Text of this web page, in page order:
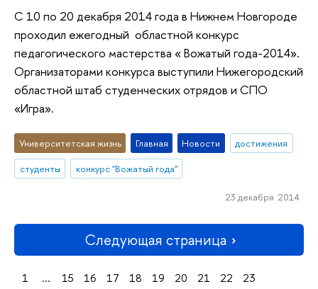
С 10 по 20 декабря 2014 года в Нижнем Новгороде
проходил ежегодный областной конкурс
педагогического мастерства « Вожатый года-2014».
Организаторами конкурса выступили Нижегородский
областной штаб студенческих отрядов и СПО
«Игра».
Университетская жизнь Главная Новости
достижения
студенты
конкурс "Вожатый года"
23 декабря 2014
Следующая страница
1 ... 15 16 17 18 19 20 21 22
23